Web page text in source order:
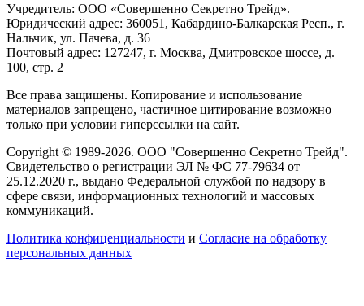
Учредитель: ООО «Совершенно Секретно Трейд».
Юридический адрес: 360051, Кабардино-Балкарская Респ., г.
Нальчик, ул. Пачева, д. 36
Почтовый адрес: 127247, г. Москва, Дмитровское шоссе, д.
100, стр. 2
Все права защищены. Копирование и использование
материалов запрещено, частичное цитирование возможно
только при условии гиперссылки на сайт.
Copyright © 1989-2026. ООО "Совершенно Секретно Трейд".
Свидетельство о регистрации ЭЛ № ФС 77-79634 от
25.12.2020 г., выдано Федеральной службой по надзору в
сфере связи, информационных технологий и массовых
коммуникаций.
Политика конфиценциальности и Согласие на обработку
персональных данных